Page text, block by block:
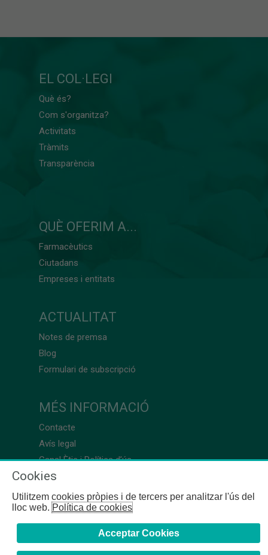
EL COL·LEGI
Què és?
Com s'organitza?
Activitats
Tràmits
Transparència
QUÈ OFERIM A...
Farmacèutics
Ciutadans
Empreses i entitats
ACTUALITAT
Notes de premsa
Blog
Formulari de subscripció
MÉS INFORMACIÓ
Contacte
Avís legal
Canal Ètic i Política d’ús
Cookies
Utilitzem cookies pròpies i de tercers per analitzar l'ús del
lloc web.Política de cookies
Acceptar Cookies